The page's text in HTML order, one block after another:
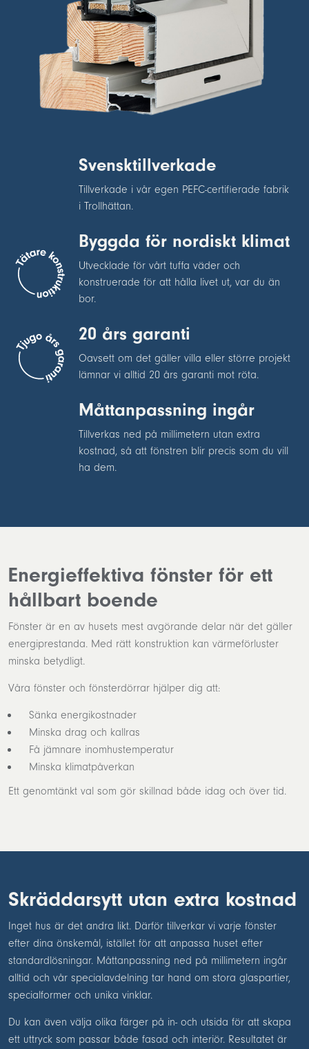
Svensktillverkade
Tillverkade i vår egen PEFC-certifierade fabrik
i Trollhättan.
Byggda för nordiskt klimat
Utvecklade för vårt tuffa väder och
konstruerade för att hålla livet ut, var du än
bor.
20 års garanti
Oavsett om det gäller villa eller större projekt
lämnar vi alltid 20 års garanti mot röta.
Måttanpassning ingår
Tillverkas ned på millimetern utan extra
kostnad, så att fönstren blir precis som du vill
ha dem.
Energieffektiva fönster för ett
hållbart boende
Fönster är en av husets mest avgörande delar när det gäller
energiprestanda. Med rätt konstruktion kan värmeförluster
minska betydligt.
Våra fönster och fönsterdörrar hjälper dig att:
Sänka energikostnader
Minska drag och kallras
Få jämnare inomhustemperatur
Minska klimatpåverkan
Ett genomtänkt val som gör skillnad både idag och över tid.
Skräddarsytt utan extra kostnad
Inget hus är det andra likt. Därför tillverkar vi varje fönster
efter dina önskemål, istället för att anpassa huset efter
standardlösningar. Måttanpassning ned på millimetern ingår
alltid och vår specialavdelning tar hand om stora glaspartier,
specialformer och unika vinklar.
Du kan även välja olika färger på in- och utsida för att skapa
ett uttryck som passar både fasad och interiör. Resultatet är